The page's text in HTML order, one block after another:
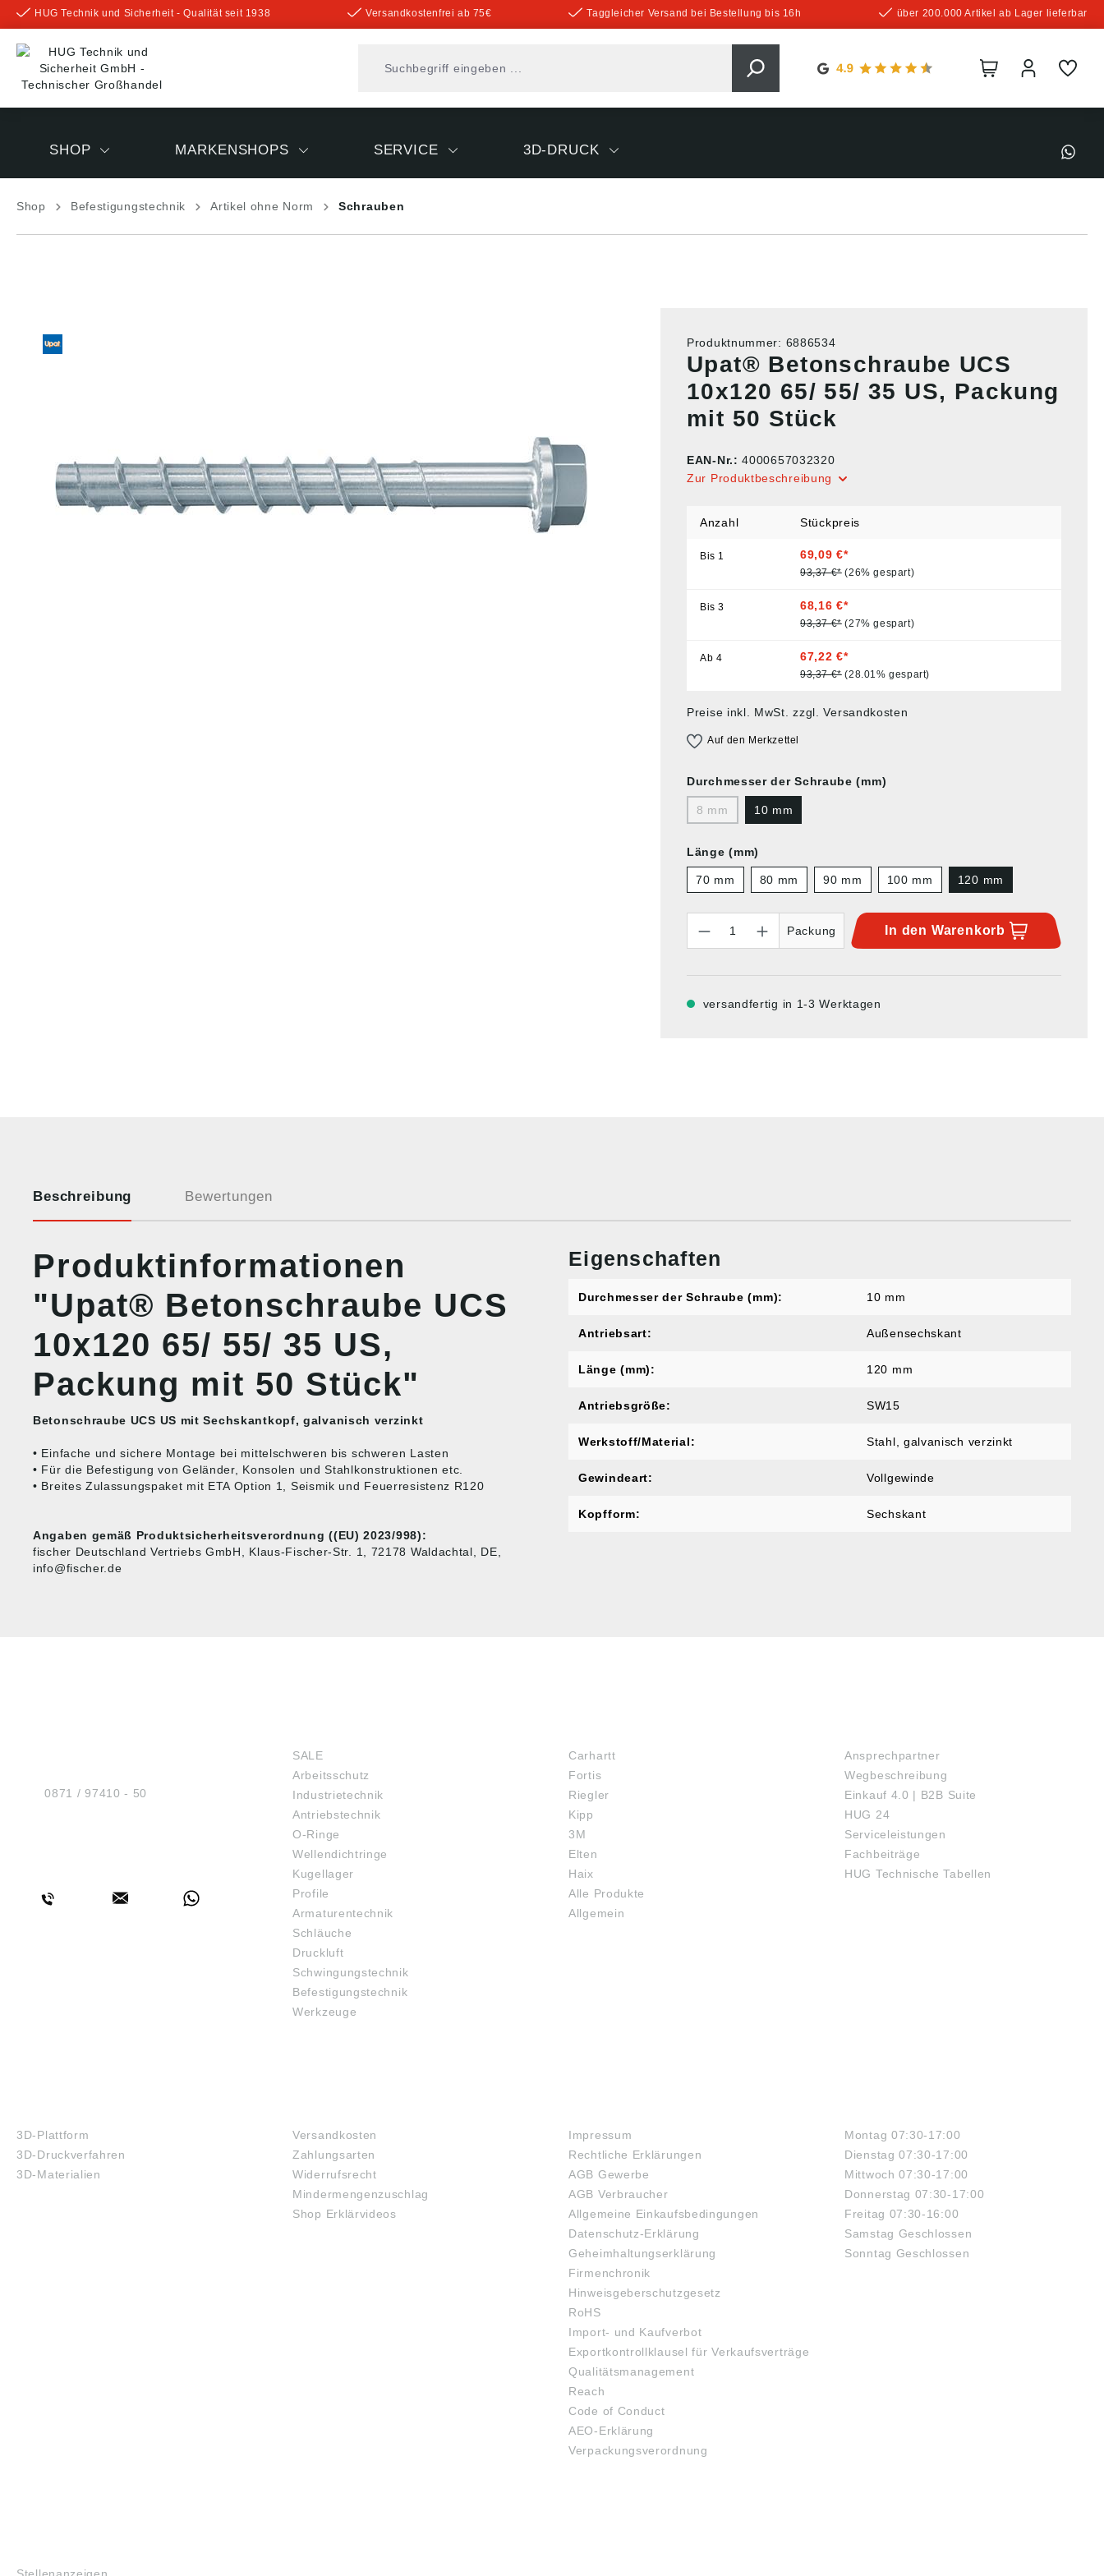
springen
HUG Technik und Sicherheit - Qualität seit 1938 Versandkostenfrei ab 75€ Taggleicher Versand bei Bestellung bis 16h über 200.000 Artikel ab Lager lieferbar
SHOP MARKENSHOPS SERVICE 3D-DRUCK
Shop Befestigungstechnik Artikel ohne Norm Schrauben
Produktnummer: 6886534
Upat® Betonschraube UCS
10x120 65/ 55/ 35 US, Packung
mit 50 Stück
EAN-Nr.:4000657032320
Zur Produktbeschreibung
Anzahl Stückpreis
Bis 1 69,09 €*
93,37 €* (26% gespart)
Bis3 68,16 €*
93,37 €* (27% gespart)
Ab 4 67,22 €*
93,37 €* (28.01% gespart)
Preise inkl. MwSt. zzgl. Versandkosten
Auf den Merkzettel
Durchmesser der Schraube (mm)
8 mm 10 mm
Länge (mm)
70 mm 80 mm 90 mm 100 mm 120 mm
Packung
In den Warenkorb
versandfertig in 1-3 Werktagen
Beschreibung Bewertungen
Produktinformationen
"Upat® Betonschraube UCS
10x120 65/ 55/ 35 US,
Packung mit 50 Stück"
Betonschraube UCS US mit Sechskantkopf, galvanisch verzinkt
• Einfache und sichere Montage bei mittelschweren bis schweren Lasten
• Für die Befestigung von Geländer, Konsolen und Stahlkonstruktionen etc.
• Breites Zulassungspaket mit ETA Option 1, Seismik und Feuerresistenz R120
Angaben gemäß Produktsicherheitsverordnung ((EU) 2023/998):
fischer Deutschland Vertriebs GmbH, Klaus-Fischer-Str. 1, 72178 Waldachtal, DE,
info@fischer.de
Eigenschaften
Durchmesser der Schraube (mm): 10 mm
Antriebsart: Außensechskant
Länge (mm): 120 mm
Antriebsgröße: SW15
Werkstoff/Material: Stahl, galvanisch verzinkt
Gewindeart: Vollgewinde
Kopfform: Sechskant
Tel.:0871 / 97410 - 50
SALE
Arbeitsschutz
Industrietechnik
Antriebstechnik
O-Ringe
Wellendichtringe
Kugellager
Profile
Armaturentechnik
Schläuche
Druckluft
Schwingungstechnik
Befestigungstechnik
Werkzeuge
Carhartt
Fortis
Riegler
Kipp
3M
Elten
Haix
Alle Produkte
Allgemein
Ansprechpartner
Wegbeschreibung
Einkauf 4.0 | B2B Suite
HUG 24
Serviceleistungen
Fachbeiträge
HUG Technische Tabellen
3D-Plattform
3D-Druckverfahren
3D-Materialien
Versandkosten
Zahlungsarten
Widerrufsrecht
Mindermengenzuschlag
Shop Erklärvideos
Impressum
Rechtliche Erklärungen
AGB Gewerbe
AGB Verbraucher
Allgemeine Einkaufsbedingungen
Datenschutz-Erklärung
Geheimhaltungserklärung
Firmenchronik
Hinweisgeberschutzgesetz
RoHS
Import- und Kaufverbot
Exportkontrollklausel für Verkaufsverträge
Qualitätsmanagement
Reach
Code of Conduct
AEO-Erklärung
Verpackungsverordnung
Montag 07:30-17:00
Dienstag 07:30-17:00
Mittwoch 07:30-17:00
Donnerstag 07:30-17:00
Freitag 07:30-16:00
Samstag Geschlossen
Sonntag Geschlossen